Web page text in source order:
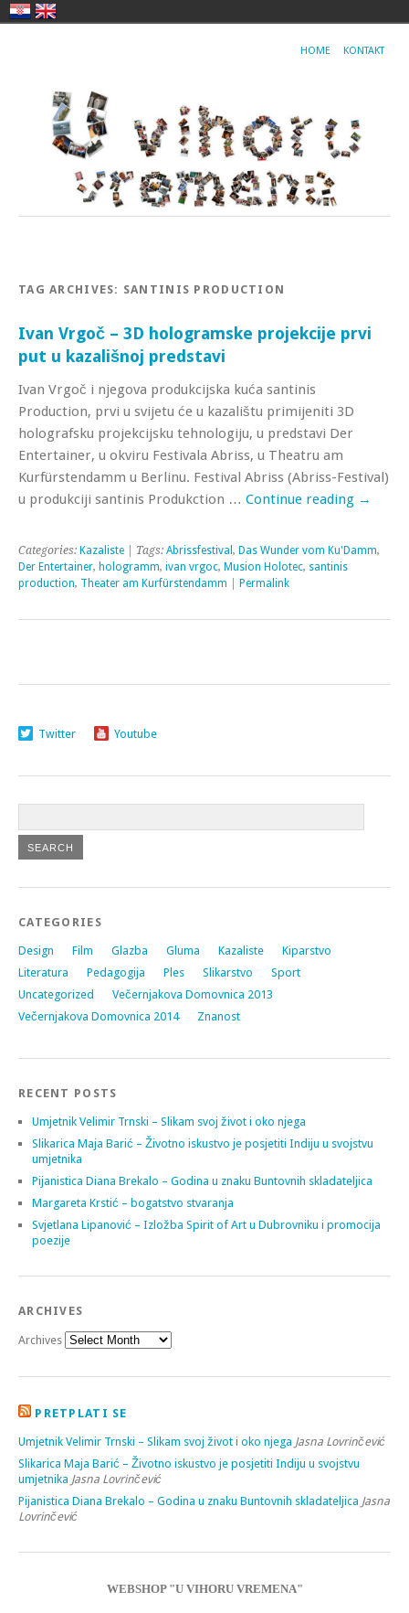
HOME KONTAKT
TAG ARCHIVES: SANTINIS PRODUCTION
Ivan Vrgoč – 3D hologramske projekcije prvi
put u kazališnoj predstavi
Ivan Vrgoč i njegova produkcijska kuća santinis
Production, prvi u svijetu će u kazalištu primijeniti 3D
holografsku projekcijsku tehnologiju, u predstavi Der
Entertainer, u okviru Festivala Abriss, u Theatru am
Kurfürstendamm u Berlinu. Festival Abriss (Abriss-Festival)
u produkciji santinis Produkction … Continue reading →
Categories: Kazaliste | Tags: Abrissfestival , Das Wunder vom Ku'Damm,
Der Entertainer, hologramm, ivan vrgoc, Musion Holotec, santinis
production, Theater am Kurfürstendamm Permalink
Twitter Youtube
CATEGORIES
Design Film Glazba Gluma Kazaliste
Kiparstvo
Literatura
Pedagogija Ples Slikarstvo
Sport
Uncategorized
Večernjakova Domovnica 2013
Večernjakova Domovnica 2014
Znanost
RECENT POSTS
Umjetnik Velimir Trnski – Slikam svoj život i oko njega
Slikarica Maja Barić – Životno iskustvo je posjetiti Indiju u svojstvu
umjetnika
Pijanistica Diana Brekalo – Godina u znaku Buntovnih skladateljica
Margareta Krstić – bogatstvo stvaranja
Svjetlana Lipanović – Izložba Spirit of Art u Dubrovniku i promocija
poezije
ARCHIVES
Archives
PRETPLATI SE
Umjetnik Velimir Trnski – Slikam svoj život i oko njega Jasna Lovrinčević
Slikarica Maja Barić – Životno iskustvo je posjetiti Indiju u svojstvu
umjetnika Jasna Lovrinčević
Pijanistica Diana Brekalo – Godina u znaku Buntovnih skladateljica Jasna
Lovrinčević
WEBSHOP "U VIHORU VREMENA"